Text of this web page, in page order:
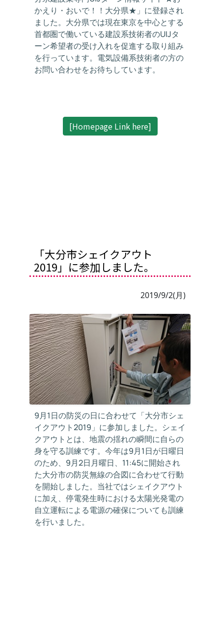
かえり・おいで！！大分県★」に登録され
ました。大分県では現在東京を中心とする
首都圏で働いている建設系技術者のUIJタ
ーン希望者の受け入れを促進する取り組み
を行っています。電気設備系技術者の方の
お問い合わせをお待ちしています。
[Homepage Link here]
「大分市シェイクアウト
2019」に参加しました。
2019/9/2(月)
9月1日の防災の日に合わせて「大分市シェ
イクアウト2019」に参加しました。シェイ
クアウトとは、地震の揺れの瞬間に自らの
身を守る訓練です。今年は9月1日が日曜日
のため、9月2日月曜日、11:45に開始され
た大分市の防災無線の合図に合わせて行動
を開始しました。当社ではシェイクアウト
に加え、停電発生時における太陽光発電の
自立運転による電源の確保についても訓練
を行いました。